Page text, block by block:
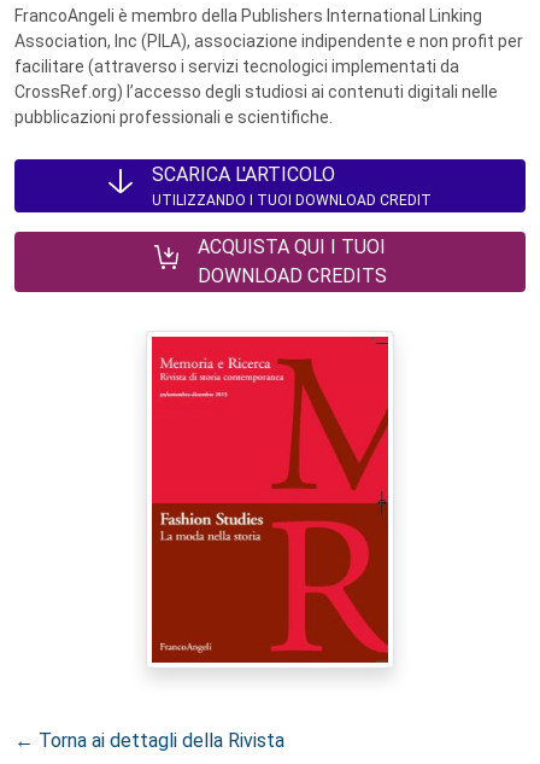
FrancoAngeli è membro della Publishers International Linking
Association, Inc (PILA), associazione indipendente e non profit per
facilitare (attraverso i servizi tecnologici implementati da
CrossRef.org) l’accesso degli studiosi ai contenuti digitali nelle
pubblicazioni professionali e scientifiche.
SCARICA L'ARTICOLO
UTILIZZANDO I TUOI DOWNLOAD CREDIT
ACQUISTA QUI I TUOI
DOWNLOAD CREDITS
← Torna ai dettagli della Rivista